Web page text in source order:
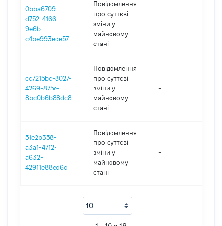
0bba6709-
d752-4166-
9e6b-
c4be993ede57
Повідомлення
про суттєві
зміни y
майновому
стані
-
cc7215bc-8027-
4269-875e-
8bc0b6b88dc8
Повідомлення
про суттєві
зміни y
майновому
стані
-
51e2b358-
a3a1-4712-
a632-
42911e88ed6d
Повідомлення
про суттєві
зміни y
майновому
стані
-